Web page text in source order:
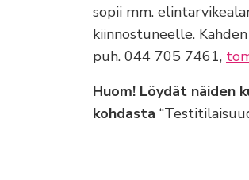
sopii mm.
kiinnostuneelle.
puh. 044 705 7461,
Huom! Löydät näiden
kohdasta